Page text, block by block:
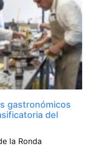
gastronómicos
del
la Ronda